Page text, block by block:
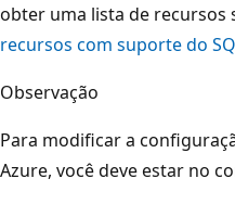
obter uma lista de recursos
recursos com suporte do
Observação
Para modificar a
Azure, você deve estar no